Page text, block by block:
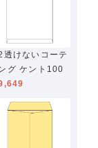
透けないコーテ
グ ケント100